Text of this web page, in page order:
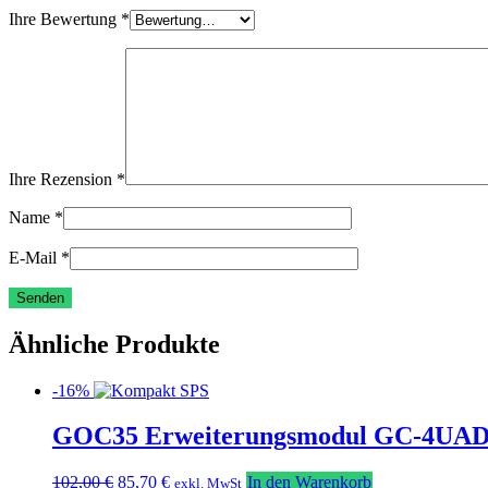
Ihre Bewertung *
Ihre Rezension *
Name *
E-Mail *
Ähnliche Produkte
-16%
GOC35 Erweiterungsmodul GC-
102,00€ Ursprünglicher
85,70 €Aktueller
exkl. MwSt In den Warenkorb